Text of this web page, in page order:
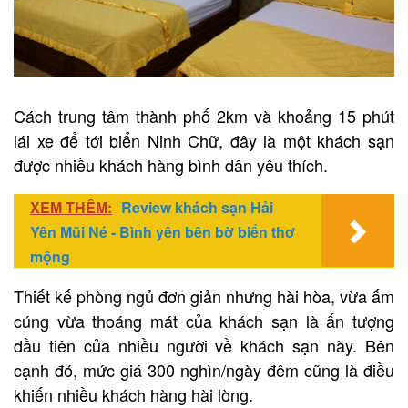
Cách trung tâm thành phố 2km và khoảng 15 phút
lái xe để tới biển Ninh Chữ, đây là một khách sạn
được nhiều khách hàng bình dân yêu thích.
XEM THÊM: Review khách sạn Hải
Yên Mũi Né - Bình yên bên bờ biển thơ
mộng
Thiết kế phòng ngủ đơn giản nhưng hài hòa, vừa ấm
cúng vừa thoáng mát của khách sạn là ấn tượng
đầu tiên của nhiều người về khách sạn này. Bên
cạnh đó, mức giá 300 nghìn/ngày đêm cũng là điều
khiến nhiều khách hàng hài lòng.